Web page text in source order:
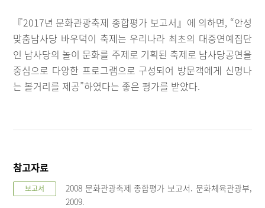
『2017년 문화관광축제 종합평가 보고서』에 의하면, “안성
맞춤남사당 바우덕이 축제는 우리나라 최초의 대중연예집단
인 남사당의 놀이 문화를 주제로 기획된 축제로 남사당공연을
중심으로 다양한 프로그램으로 구성되어 방문객에게 신명나
는 볼거리를 제공”하였다는 좋은 평가를 받았다.
참고자료
보고서
2008 문화관광축제 종합평가 보고서. 문화체육관광부,
2009.